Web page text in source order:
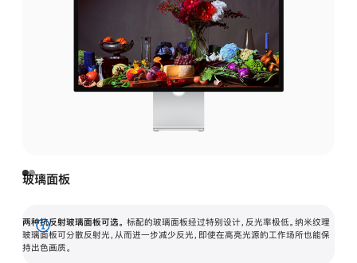
玻璃面板
两种抗反射玻璃面板可选。 标配的玻璃面板经过特别设计，反光率极低。纳米纹理
玻璃面板可分散反射光，从而进一步减少反光，即使在高亮光源的工作场所也能保
持出色画质。
展
开